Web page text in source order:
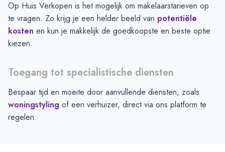
Op Huis Verkopen is het mogelijk om makelaarstarieven op
te vragen. Zo krijg je een helder beeld van potentiële
kosten en kun je makkelijk de goedkoopste en beste optie
kiezen.
Toegang tot specialistische diensten
Bespaar tijd en moeite door aanvullende diensten, zoals
woningstyling of een verhuizer, direct via ons platform te
regelen.